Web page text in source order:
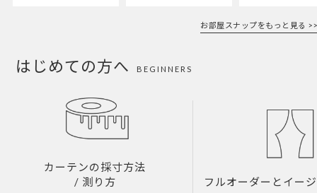
お部屋スナップをもっと見る >>
はじめての方へ BEGINNERS
カーテンの採寸方法
/ 測り方
フルオーダーとイー